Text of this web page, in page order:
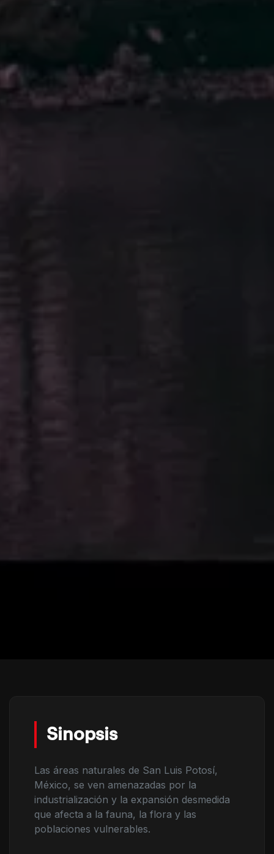
Sinopsis
Las áreas naturales de San Luis Potosí,
México, se ven amenazadas por la
industrialización y la expansión desmedida
que afecta a la fauna, la flora y las
poblaciones vulnerables.